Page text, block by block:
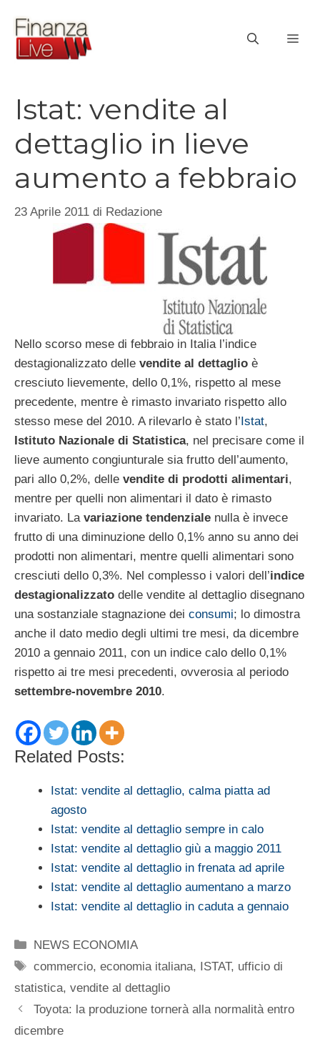
contenuto
Istat: vendite al
dettaglio in lieve
aumento a febbraio
23 Aprile 2011 di Redazione
Nello scorso mese di febbraio in Italia l’indice
destagionalizzato delle vendite al dettaglio è
cresciuto lievemente, dello 0,1%, rispetto al mese
precedente, mentre è rimasto invariato rispetto allo
stesso mese del 2010. A rilevarlo è stato l’Istat,
Istituto Nazionale di Statistica, nel precisare come il
lieve aumento congiunturale sia frutto dell’aumento,
pari allo 0,2%, delle vendite di prodotti alimentari,
mentre per quelli non alimentari il dato è rimasto
invariato. La variazione tendenziale nulla è invece
frutto di una diminuzione dello 0,1% anno su anno dei
prodotti non alimentari, mentre quelli alimentari sono
cresciuti dello 0,3%. Nel complesso i valori dell’indice
destagionalizzato delle vendite al dettaglio disegnano
una sostanziale stagnazione dei consumi; lo dimostra
anche il dato medio degli ultimi tre mesi, da dicembre
2010 a gennaio 2011, con un indice calo dello 0,1%
rispetto ai tre mesi precedenti, ovverosia al periodo
settembre-novembre 2010.
Related Posts:
Istat: vendite al dettaglio, calma piatta ad
agosto
Istat: vendite al dettaglio sempre in calo
Istat: vendite al dettaglio giù a maggio 2011
Istat: vendite al dettaglio in frenata ad aprile
Istat: vendite al dettaglio aumentano a marzo
Istat: vendite al dettaglio in caduta a gennaio
Categorie
NEWS ECONOMIA
Tag
commercio,economia italiana, ISTAT, ufficio di
statistica, vendite al dettaglio
Toyota: la produzione tornerà alla normalità entro
dicembre